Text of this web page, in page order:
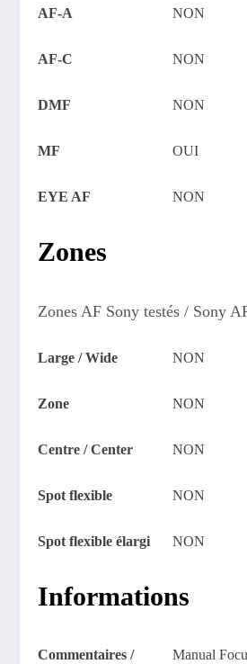
AF-A NON
AF-C NON
DMF NON
MF OUI
EYE AF NON
Zones
Zones AF Sony testés / Sony
Large / Wide NON
Zone NON
Centre / Center NON
Spot flexible NON
Spot flexible élargi NON
Informations
Commentaires / Manual